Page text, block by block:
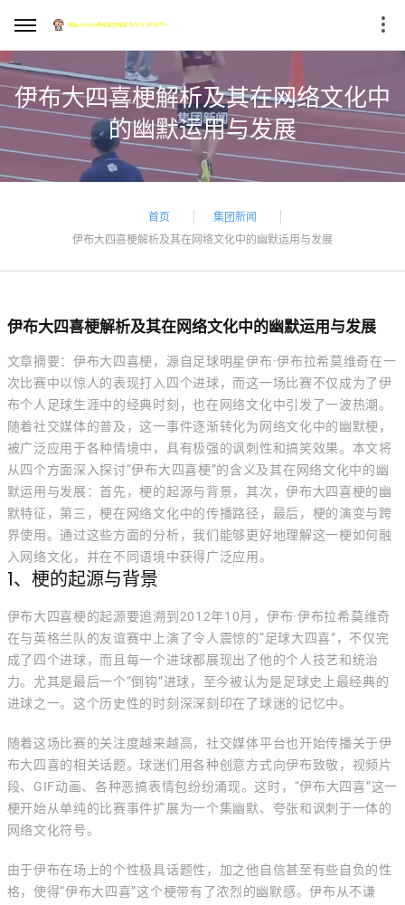
伊布大四喜梗解析及其在网络文化中
的幽默运用与发展
首页
集团新闻
伊布大四喜梗解析及其在网络文化中的幽默运用与发展
伊布大四喜梗解析及其在网络文化中的幽默运用与发展
文章摘要：伊布大四喜梗，源自足球明星伊布·伊布拉希莫维奇在一
次比赛中以惊人的表现打入四个进球，而这一场比赛不仅成为了伊
布个人足球生涯中的经典时刻，也在网络文化中引发了一波热潮。
随着社交媒体的普及，这一事件逐渐转化为网络文化中的幽默梗，
被广泛应用于各种情境中，具有极强的讽刺性和搞笑效果。本文将
从四个方面深入探讨“伊布大四喜梗”的含义及其在网络文化中的幽
默运用与发展：首先，梗的起源与背景，其次，伊布大四喜梗的幽
默特征，第三，梗在网络文化中的传播路径，最后，梗的演变与跨
界使用。通过这些方面的分析，我们能够更好地理解这一梗如何融
入网络文化，并在不同语境中获得广泛应用。
1、梗的起源与背景
伊布大四喜梗的起源要追溯到2012年10月，伊布·伊布拉希莫维奇
在与英格兰队的友谊赛中上演了令人震惊的“足球大四喜”，不仅完
成了四个进球，而且每一个进球都展现出了他的个人技艺和统治
力。尤其是最后一个“倒钩”进球，至今被认为是足球史上最经典的
进球之一。这个历史性的时刻深深刻印在了球迷的记忆中。
随着这场比赛的关注度越来越高，社交媒体平台也开始传播关于伊
布大四喜的相关话题。球迷们用各种创意方式向伊布致敬，视频片
段、GIF动画、各种恶搞表情包纷纷涌现。这时，“伊布大四喜”这一
梗开始从单纯的比赛事件扩展为一个集幽默、夸张和讽刺于一体的
网络文化符号。
由于伊布在场上的个性极具话题性，加之他自信甚至有些自负的性
格，使得“伊布大四喜”这个梗带有了浓烈的幽默感。伊布从不谦